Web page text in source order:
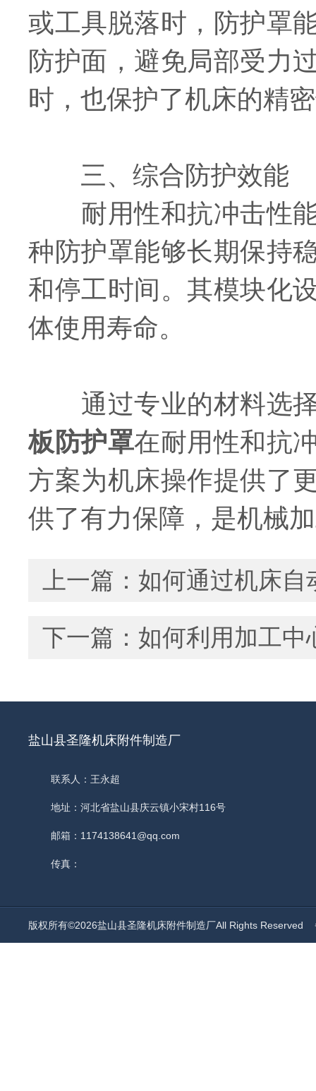
或工具脱落时，防护罩
防护面，避免局部受力
时，也保护了机床的精
三、​​综合防护效能​​
耐用性和抗冲击性能
种防护罩能够长期保持
和停工时间。其模块化
体使用寿命。
通过专业的材料选择
板防护罩在耐用性和抗
方案为机床操作提供了
供了有力保障，是机械
上一篇： 如何通过机床自
下一篇： 如何利用加工中
盐山县圣隆机床附件制造厂
联系人：王永超
地址：河北省盐山县庆云镇小宋村116号
邮箱：1174138641@qq.com
传真：
版权所有©2026盐山县圣隆机床附件制造厂All Rights Reserved